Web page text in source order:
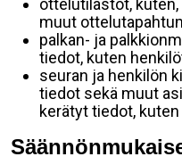
ottelutilastot,
muut
palkan- ja
tiedot, kuten
seuran ja henkilön
tiedot sekä muut
kerätyt tiedot,